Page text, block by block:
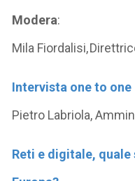
Modera:
Mila Fiordalisi,
Intervista one to one
Pietro Labriola,
Reti e digitale,